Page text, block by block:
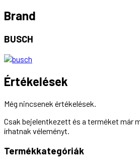
Brand
BUSCH
Értékelések
Még nincsenek értékelések.
Csak bejelentkezett és a terméket már
írhatnak véleményt.
Termékkategóriák